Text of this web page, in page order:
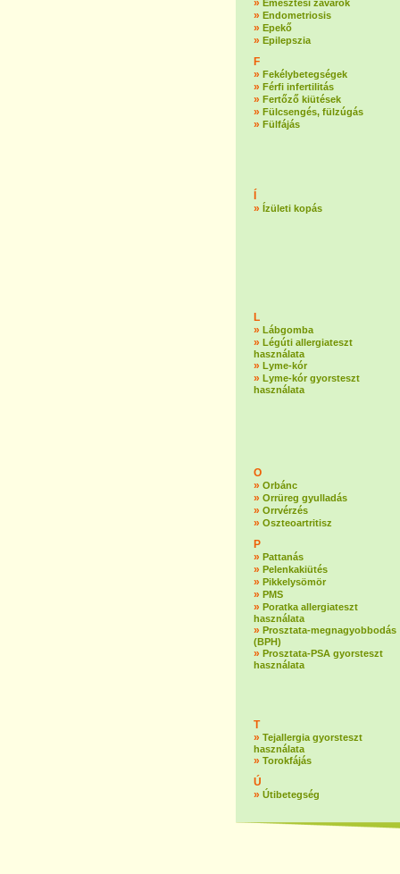
» Emésztési zavarok
» Endometriosis
» Epekő
» Epilepszia
F
» Fekélybetegségek
» Férfi infertilitás
» Fertőző kiütések
» Fülcsengés, fülzúgás
» Fülfájás
» Ízületi kopás
L
» Lábgomba
» Légúti allergiateszt
használata
» Lyme-kór
» Lyme-kór gyorsteszt
használata
O
» Orbánc
» Orrüreg gyulladás
» Orrvérzés
» Oszteoartritisz
P
» Pattanás
» Pelenkakiütés
» Pikkelysömör
» PMS
» Poratka allergiateszt
használata
» Prosztata-megnagyobbodás
(BPH)
» Prosztata-PSA gyorsteszt
használata
T
» Tejallergia gyorsteszt
használata
» Torokfájás
Ú
» Útibetegség